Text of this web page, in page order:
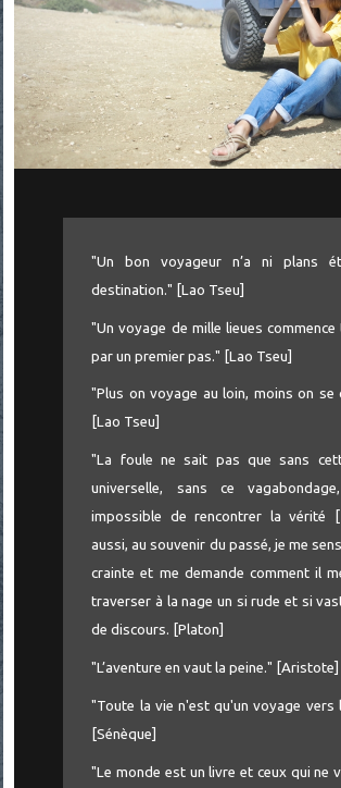
"Un bon voyageur n’a ni plans
destination." [Lao Tseu]
"Un voyage de mille lieues commence
par un premier pas." [Lao Tseu]
"Plus on voyage au loin, moins on se
[Lao Tseu]
"La foule ne sait pas que sans
universelle, sans ce
impossible de rencontrer la vérité
aussi, au souvenir du passé, je me
crainte et me demande comment il
traverser à la nage un si rude et si
de discours. [Platon]
"L’aventure en vaut la peine." [Aristote]
"Toute la vie n'est qu'un voyage vers
[Sénèque]
"Le monde est un livre et ceux qui ne